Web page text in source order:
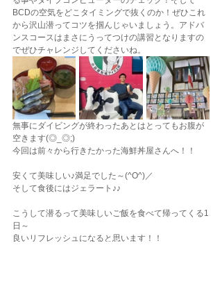
BCDの空気をどこタイミングで抜くのか！ぜひこれ
から沢山潜ってコツを掴んじゃいましょう。アドバ
ンスコースはまさにうってつけの講習となりますの
でぜひチャレンジしてくださいね。
無事にダイビングが終わったあとはとってもお腹が
空きます(◎_◎;)
今回は前々から行きたかった海鮮丼屋さんへ！！
安くて美味しい♪満足でした～(^O^)／
そして食後にはジェラート♪♪
こうして潜るって美味しいご飯を食べて帰ってくる1
日～
良いリフレッシュになると思います！！